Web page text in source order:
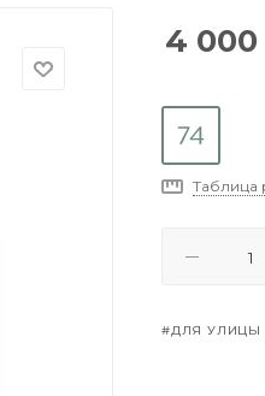
4 000
Таблица
#ДЛЯ УЛИЦЫ